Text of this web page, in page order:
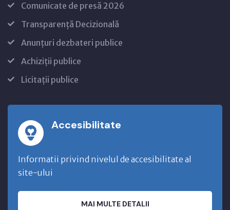
Comunicate de presă 2026
Transparență Decizională
Anunțuri dezbateri publice
Achiziții publice
Licitații publice
Accesibilitate
Informatii privind nivelul de accesibilitate al
site-ului
MAI MULTE DETALII